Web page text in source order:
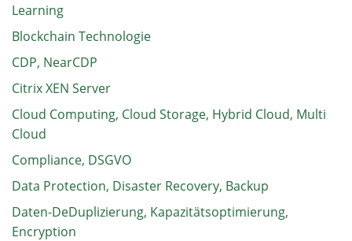
Learning
Blockchain Technologie
CDP, NearCDP
Citrix XEN Server
Cloud Computing, Cloud Storage, Hybrid Cloud, Multi
Cloud
Compliance, DSGVO
Data Protection, Disaster Recovery, Backup
Daten-DeDuplizierung, Kapazitätsoptimierung,
Encryption